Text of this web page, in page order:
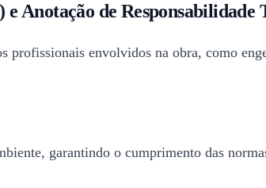
Anotação de Responsabilidade
profissionais envolvidos na obra, como
garantindo o cumprimento das